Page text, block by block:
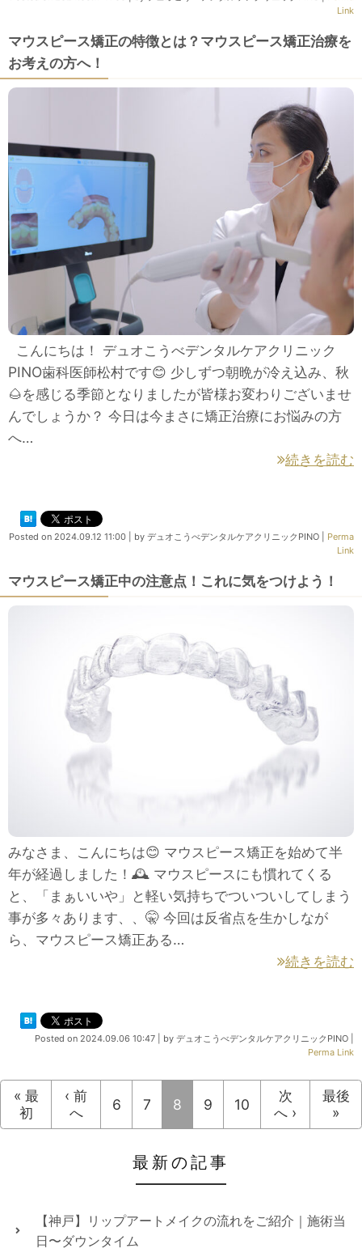
Link
マウスピース矯正の特徴とは？マウスピース矯正治療を
お考えの方へ！
こんにちは！ デュオこうべデンタルケアクリニック
PINO歯科医師松村です😊 少しずつ朝晩が冷え込み、秋
🌰を感じる季節となりましたが皆様お変わりございませ
んでしょうか？ 今日は今まさに矯正治療にお悩みの方
へ…
続きを読む
Posted on 2024.09.12 11:00 by デュオこうべデンタルケアクリニックPINO
Perma
Link
マウスピース矯正中の注意点！これに気をつけよう！
みなさま、こんにちは😊 マウスピース矯正を始めて半
年が経過しました！🕰 マウスピースにも慣れてくる
と、「まぁいいや」と軽い気持ちでついついしてしまう
事が多々あります、、🤫 今回は反省点を生かしなが
ら、マウスピース矯正ある…
続きを読む
Posted on 2024.09.06 10:47 by デュオこうべデンタルケアクリニックPINO
Perma Link
« 最
初
‹ 前
へ
6 7 8 9 10
次
へ ›
最後
»
最新の記事
【神戸】リップアートメイクの流れをご紹介｜施術当
日〜ダウンタイム